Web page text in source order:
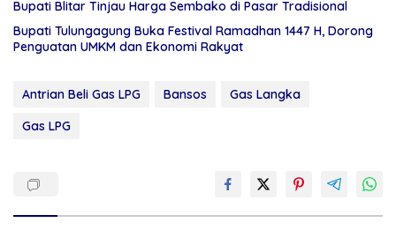
Bupati Blitar Tinjau Harga Sembako di Pasar Tradisional
Bupati Tulungagung Buka Festival Ramadhan 1447 H, Dorong
Penguatan UMKM dan Ekonomi Rakyat
Antrian Beli Gas LPG Bansos
Gas Langka
Gas LPG